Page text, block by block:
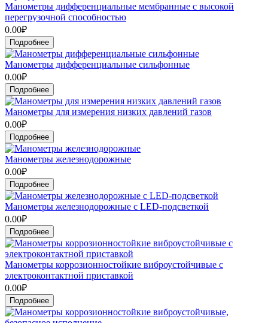
Манометры дифференциальные мембранные с высокой
перегрузочной способностью
0.00₽
Подробнее
Манометры дифференциальные сильфонные
0.00₽
Подробнее
Манометры для измерения низких давлений газов
0.00₽
Подробнее
Манометры железнодорожные
0.00₽
Подробнее
Манометры железнодорожные с LED-подсветкой
0.00₽
Подробнее
Манометры коррозионностойкие виброустойчивые с
электроконтактной приставкой
0.00₽
Подробнее